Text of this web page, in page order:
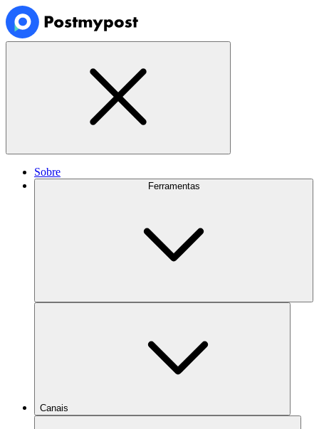
Sobre
Ferramentas
Canais